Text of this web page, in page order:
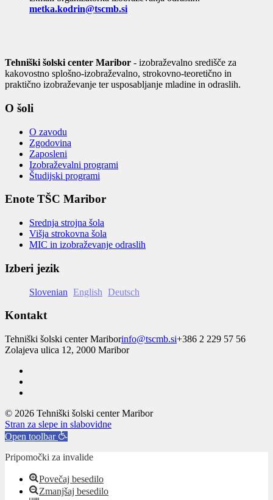
metka.kodrin@tscmb.si
Tehniški šolski center Maribor - izobraževalno središče za
kakovostno splošno-izobraževalno, strokovno-teoretično in
praktično izobraževanje ter usposabljanje mladine in odraslih.
O šoli
O zavodu
Zgodovina
Zaposleni
Izobraževalni programi
Študijski programi
Enote TŠC Maribor
Srednja strojna šola
Višja strokovna šola
MIC in izobraževanje odraslih
Izberi jezik
Slovenian English Deutsch
Kontakt
Tehniški šolski center Mariborinfo@tscmb.si+386 2 229 57 56
Zolajeva ulica 12, 2000 Maribor
© 2026 Tehniški šolski center Maribor
Stran za slepe in slabovidne
Open toolbar
Pripomočki za invalide
Povečaj besedilo
Zmanjšaj besedilo